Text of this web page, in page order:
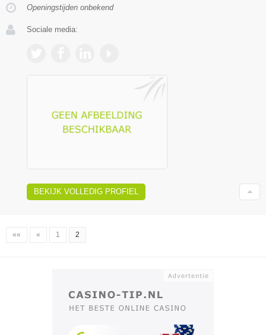
Openingstijden onbekend
Sociale media:
BEKIJK VOLLEDIG PROFIEL
«« « 1 2